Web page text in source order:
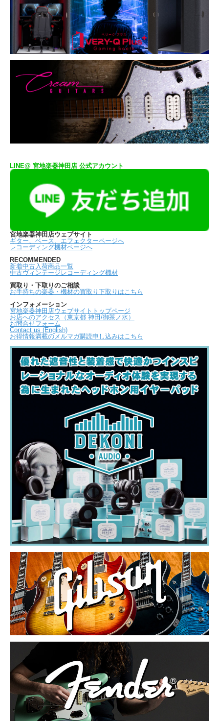
LINE@ 宮地楽器神田店 公式アカウント
宮地楽器神田店ウェブサイト
ギター、ベース、エフェクターページへ
レコーディング機材ページへ
RECOMMENDED
新着中古入荷商品一覧
中古ヴィンテージレコーディング機材
買取り・下取りのご相談
お手持ちの楽器・機材の買取り下取りはこちら
インフォメーション
宮地楽器神田店ウェブサイトトップページ
お店へのアクセス（東京都 神田/御茶ノ水）
お問合せフォーム
Contact us (English)
お得情報満載のメルマガ購読申し込みはこちら